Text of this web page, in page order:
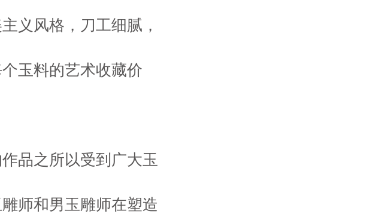
义风格，刀工细腻，
玉料的艺术收藏价
品之所以受到广大玉
师和男玉雕师在塑造